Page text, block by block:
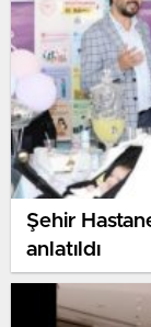
Şehir
anlatıldı